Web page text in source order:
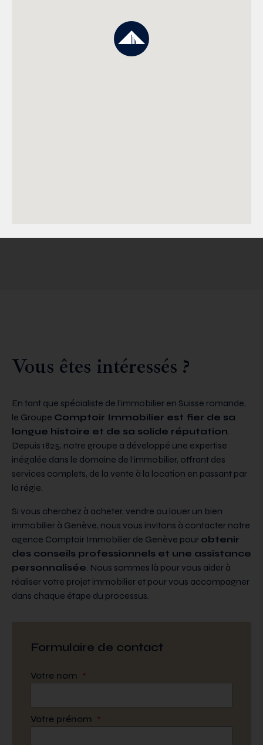
Vous êtes intéressés ?
En tant que spécialiste de l’immobilier en Suisse romande,
le Groupe Comptoir Immobilier est fier de sa
longue histoire et de sa solide réputation.
Depuis 1825, notre groupe a développé une expertise
inégalée dans le domaine de l’immobilier, offrant des
services complets, de la vente à la location en passant par
la régie.
Si vous cherchez à acheter, vendre ou louer un bien
immobilier à Genève, nous vous invitons à contacter notre
agence Comptoir Immobilier de Genève pour obtenir
des conseils professionnels et une assistance
personnalisée. Nous sommes là pour vous aider à
réaliser votre projet immobilier et pour vous accompagner
dans chaque étape du processus.
Formulaire de contact
Votre nom *
Votre prénom *